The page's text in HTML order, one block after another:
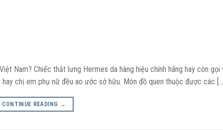
Nam? Chiếc thắt lưng Hermes da hàng hiệu chính hãng hay còn gọi
chị em phụ nữ đều ao ước sở hữu. Món đồ quen thuộc được các […]
CONTINUE READING →